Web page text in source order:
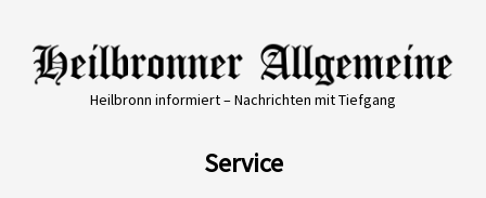
Heilbronn informiert – Nachrichten mit Tiefgang
Service